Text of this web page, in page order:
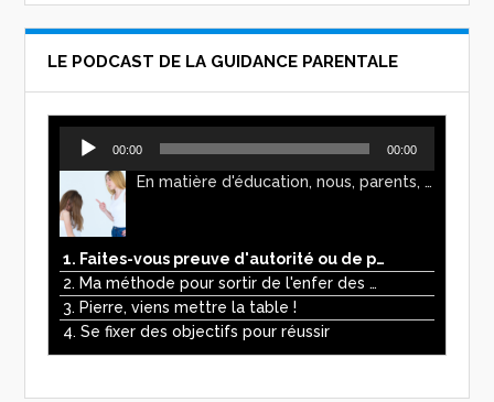
LE PODCAST DE LA GUIDANCE PARENTALE
Lecteur
audio
00:00 00:00
En matière d'éducation, nous, parents, avons l'impression de faire preuve d'autorité. Mais n'est-ce pas, parfois, plutôt un jeu de pouvoir ? Ce podcast vous permettra d'y voir plus clair !
1. Faites-vous preuve d'autorité ou de pouvoir avec vos enfants ?
2. Ma méthode pour sortir de l'enfer des écrans
3. Pierre, viens mettre la table !
4. Se fixer des objectifs pour réussir